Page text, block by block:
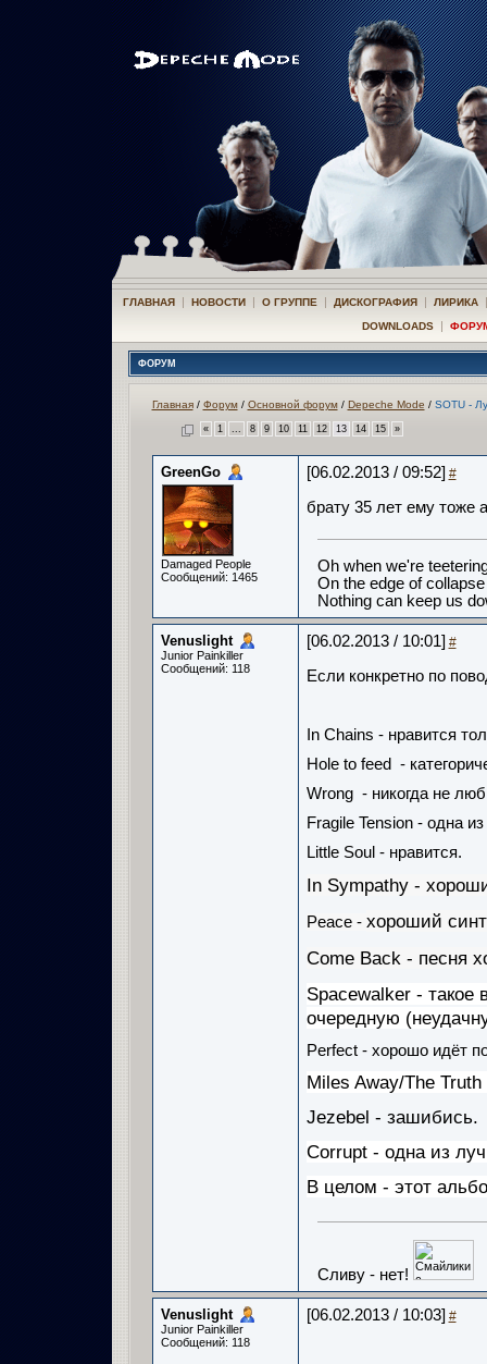
ГЛАВНАЯ | НОВОСТИ | О ГРУППЕ | ДИСКОГРАФИЯ | ЛИРИКА
DOWNLOADS |
ФОРУМ
Главная/ Форум/ Основной форум/ Depeche Mode / SOTU -
« 1 ... 8 9 10 11 12 13 14 15 »
GreenGo
Damaged People
Сообщений: 1465
[06.02.2013 / 09:52] #
брату 35 лет ему тоже
Oh when we're
On the edge of collapse
Nothing can keep us
Venuslight
Junior Painkiller
Сообщений: 118
[06.02.2013 / 10:01] #
Если конкретно по
In Chains - нравится
Hole to feed -
Wrong - никогда не
Fragile Tension - одна
Little Soul - нравится.
In Sympathy -
Peace - хороший
Come Back - песня
Spacewalker - такое
очередную
Perfect - хорошо идёт
Miles Away/The
Jezebel - зашибись.
Corrupt - одна из
В целом - этот
Сливу - нет!
Venuslight
Junior Painkiller
Сообщений: 118
[06.02.2013 / 10:03] #